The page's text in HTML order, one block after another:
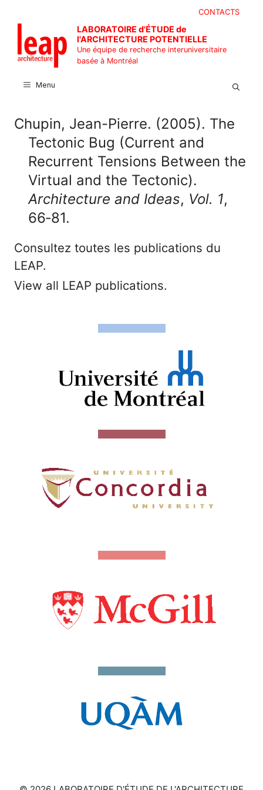
contenu
CONTACTS
LABORATOIRE d'ÉTUDE de
l'ARCHITECTURE POTENTIELLE
Une équipe de recherche interuniversitaire
basée à Montréal
Menu
Chupin, Jean-Pierre. (2005). The
Tectonic Bug (Current and
Recurrent Tensions Between the
Virtual and the Tectonic).
Architecture and Ideas, Vol. 1,
66‑81.
Consultez toutes les publications du
LEAP.
View all LEAP publications.